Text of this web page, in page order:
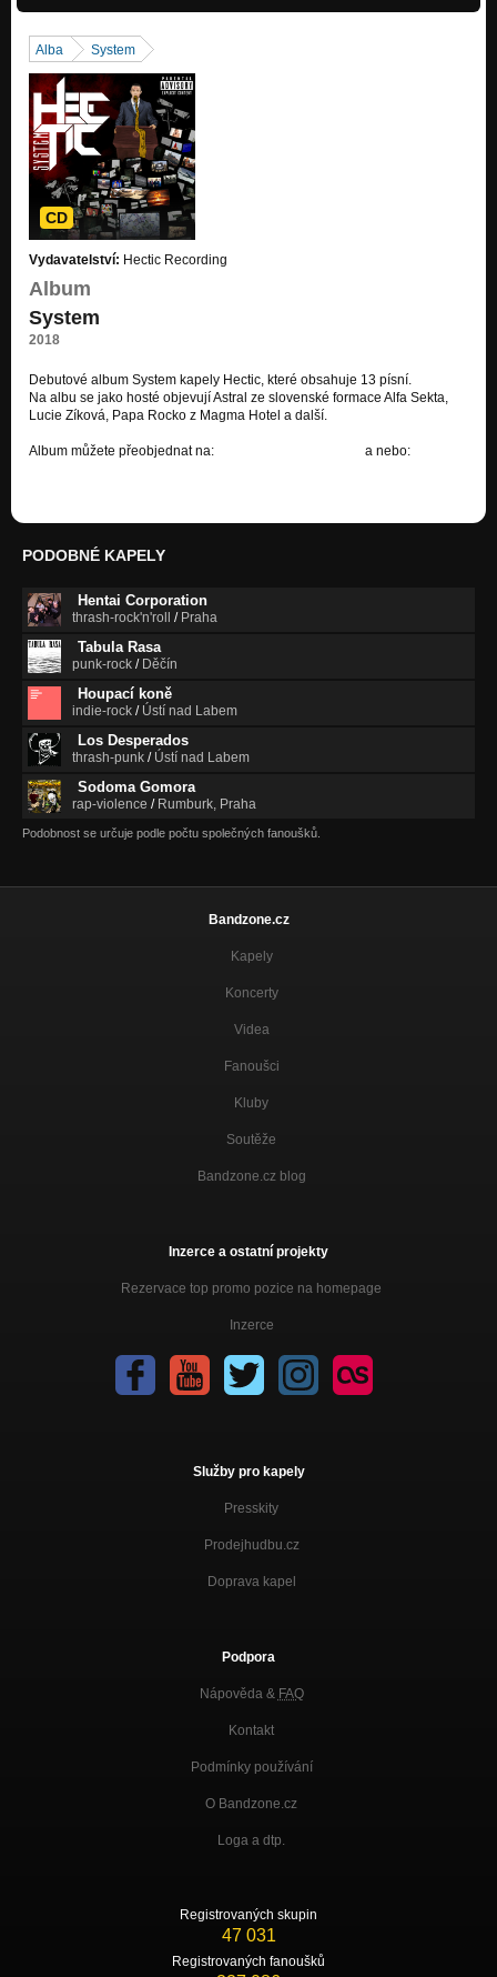
Alba System
CD
Vydavatelství: Hectic Recording
Album
System
2018
Debutové album System kapely Hectic, které obsahuje 13 písní.
Na albu se jako hosté objevují Astral ze slovenské formace Alfa Sekta,
Lucie Zíková, Papa Rocko z Magma Hotel a další.
Album můžete přeobjednat na:
a nebo:
PODOBNÉ KAPELY
Hentai Corporation
thrash-rock'n'roll / Praha
Tabula Rasa
punk-rock / Děčín
Houpací koně
indie-rock / Ústí nad Labem
Los Desperados
thrash-punk / Ústí nad Labem
Sodoma Gomora
rap-violence / Rumburk, Praha
Podobnost se určuje podle počtu společných fanoušků.
Bandzone.cz
Kapely
Koncerty
Videa
Fanoušci
Kluby
Soutěže
Bandzone.cz blog
Inzerce a ostatní projekty
Rezervace top promo pozice na homepage
Inzerce
Služby pro kapely
Presskity
Prodejhudbu.cz
Doprava kapel
Podpora
Nápověda & FAQ
Kontakt
Podmínky používání
O Bandzone.cz
Loga a dtp.
Registrovaných skupin
47 031
Registrovaných fanoušků